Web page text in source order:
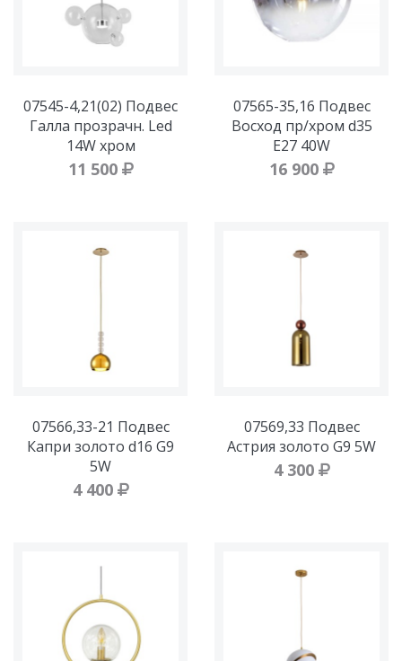
07545-4,21(02) Подвес
Галла прозрачн. Led
14W хром
11 500
07565-35,16 Подвес
Восход пр/хром d35
E27 40W
16 900
07566,33-21 Подвес
Капри золото d16 G9
5W
4 400
07569,33 Подвес
Астрия золото G9 5W
4 300